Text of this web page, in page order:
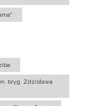
bryg. Zdzisława